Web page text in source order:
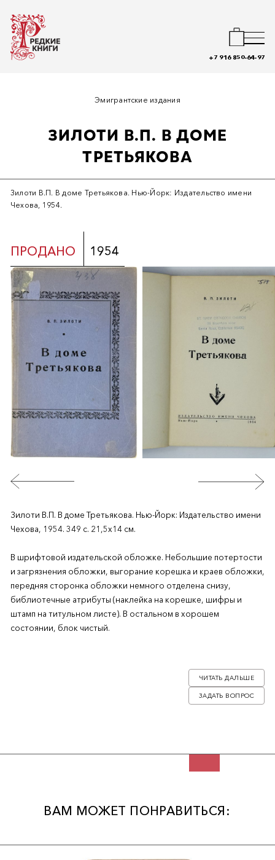
+7 916 850-64-97
Эмигрантские издания
ЗИЛОТИ В.П. В ДОМЕ
ТРЕТЬЯКОВА
Зилоти В.П. В доме Третьякова. Нью-Йорк: Издательство имени
Чехова, 1954.
ПРОДАНО 1954
Зилоти В.П. В доме Третьякова. Нью-Йорк: Издательство имени
Чехова, 1954. 349 с. 21,5х14 см.
В шрифтовой издательской обложке. Небольшие потертости
и загрязнения обложки, выгорание корешка и краев обложки,
передняя сторонка обложки немного отделена снизу,
библиотечные атрибуты (наклейка на корешке, шифры и
штамп на титульном листе). В остальном в хорошем
состоянии, блок чистый.
дочери мецената Павла Михайловича Третьякова (1832 - 1898),
жены пианиста и дирижера Александра Ильича Зилоти (1863 -
ЗАДАТЬ ВОПРОС
ЧИТАТЬ ДАЛЬШЕ
ВАМ МОЖЕТ ПОНРАВИТЬСЯ: